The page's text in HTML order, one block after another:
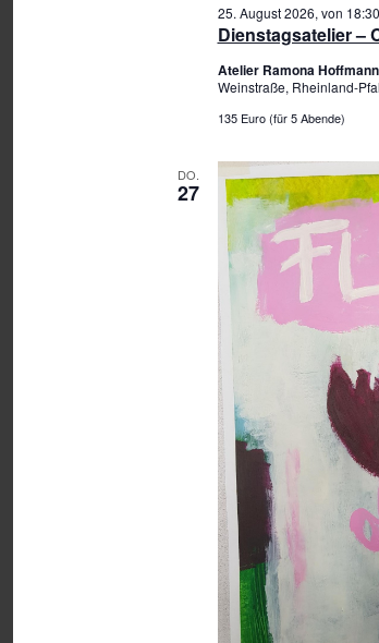
Dienstagsatelier –
25. August 2026, von 18:30
Atelier Ramona Hoffmann
Weinstraße, Rheinland-
135 Euro (für 5 Abende)
DO.
27